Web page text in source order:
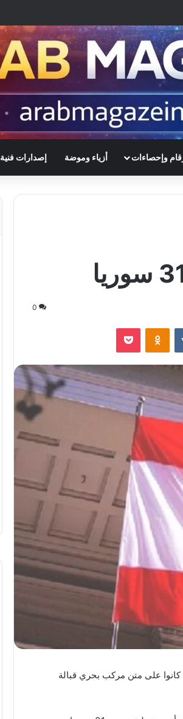
وإحصاءات أزياء وموضة إصدارات فنية
0
‏VKontakte
Odnoklassniki
‫Pocket
سوريا، بينهم نساء وأطفال، كانوا على متن مركب بحري قبالة